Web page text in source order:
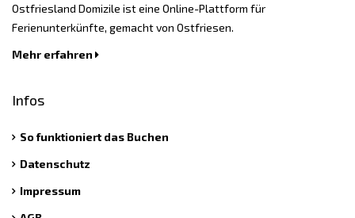
Ostfriesland Domizile ist eine Online-Plattform für
Ferienunterkünfte, gemacht von Ostfriesen.
Mehr erfahren
Infos
So funktioniert das Buchen
Datenschutz
Impressum